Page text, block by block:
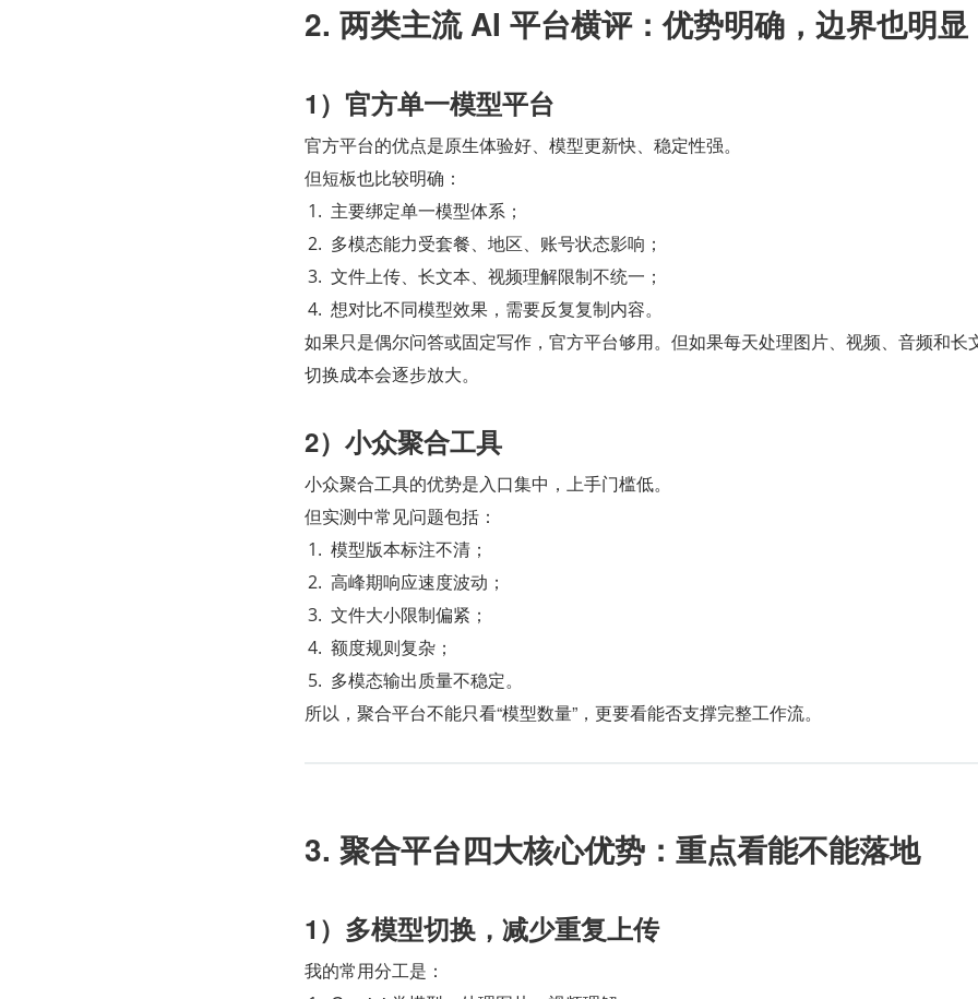
2. 两类主流 AI 平台横评：优势明确，边界也明显
1）官方单一模型平台
官方平台的优点是原生体验好、模型更新快、稳定性强。
但短板也比较明确：
主要绑定单一模型体系；
多模态能力受套餐、地区、账号状态影响；
文件上传、长文本、视频理解限制不统一；
想对比不同模型效果，需要反复复制内容。
如果只是偶尔问答或固定写作，官方平台够用。但如果每天处理图片、视频、音频和长
切换成本会逐步放大。
2）小众聚合工具
小众聚合工具的优势是入口集中，上手门槛低。
但实测中常见问题包括：
模型版本标注不清；
高峰期响应速度波动；
文件大小限制偏紧；
额度规则复杂；
多模态输出质量不稳定。
所以，聚合平台不能只看“模型数量”，更要看能否支撑完整工作流。
3. 聚合平台四大核心优势：重点看能不能落地
1）多模型切换，减少重复上传
我的常用分工是：